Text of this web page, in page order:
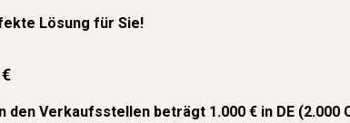
Lösung für Sie!
Verkaufsstellen beträgt 1.000 € in DE (2.000